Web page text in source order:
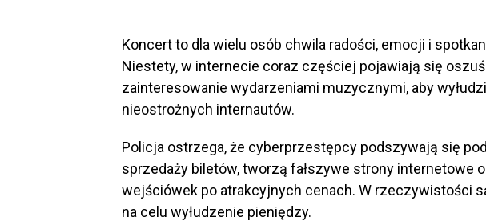
Koncert to dla wielu osób chwila radości, emocji i
Niestety, w internecie coraz częściej pojawiają się
zainteresowanie wydarzeniami muzycznymi, aby
nieostrożnych internautów.
Policja ostrzega, że cyberprzestępcy podszywają się
sprzedaży biletów, tworzą fałszywe strony internetowe
wejściówek po atrakcyjnych cenach. W rzeczywistości
na celu wyłudzenie pieniędzy.